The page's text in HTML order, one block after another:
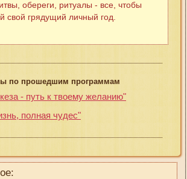
обереги, ритуалы - все, чтобы
свой грядущий личный год.
по прошедшим программам
- путь к твоему желанию"
полная чудес"